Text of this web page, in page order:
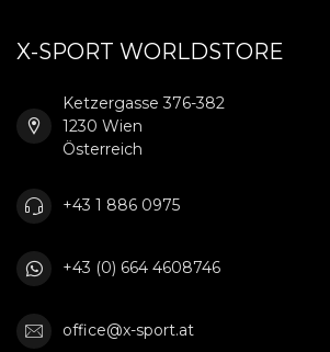
X-SPORT WORLDSTORE
Ketzergasse 376-382
1230 Wien
Österreich
+43 1 886 0975
+43 (0) 664 4608746
office@x-sport.at